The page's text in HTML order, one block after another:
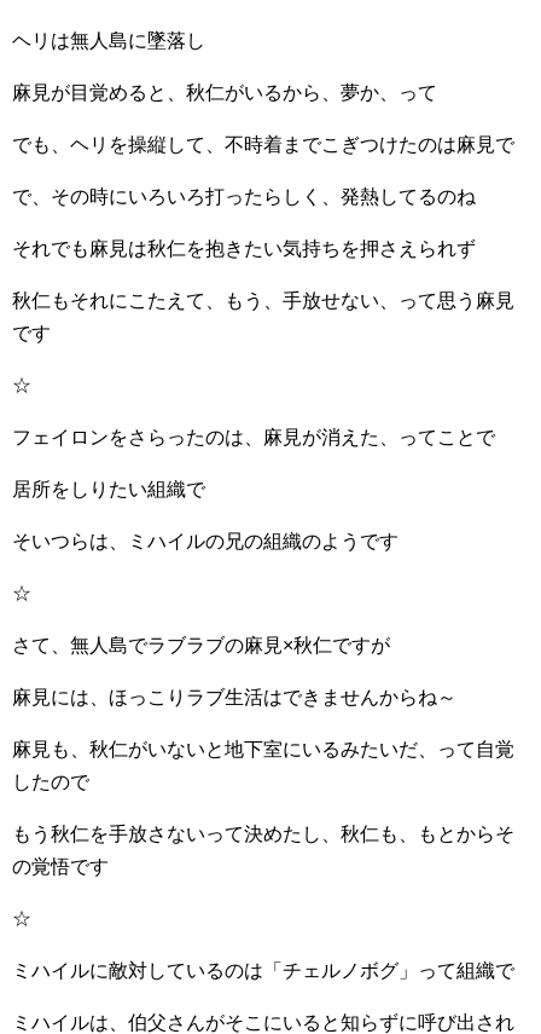
ヘリは無人島に墜落し
麻見が目覚めると、秋仁がいるから、夢か、って
でも、ヘリを操縦して、不時着までこぎつけたのは麻見で
で、その時にいろいろ打ったらしく、発熱してるのね
それでも麻見は秋仁を抱きたい気持ちを押さえられず
秋仁もそれにこたえて、もう、手放せない、って思う麻見
です
☆
フェイロンをさらったのは、麻見が消えた、ってことで
居所をしりたい組織で
そいつらは、ミハイルの兄の組織のようです
☆
さて、無人島でラブラブの麻見×秋仁ですが
麻見には、ほっこりラブ生活はできませんからね～
麻見も、秋仁がいないと地下室にいるみたいだ、って自覚
したので
もう秋仁を手放さないって決めたし、秋仁も、もとからそ
の覚悟です
☆
ミハイルに敵対しているのは「チェルノボグ」って組織で
ミハイルは、伯父さんがそこにいると知らずに呼び出され